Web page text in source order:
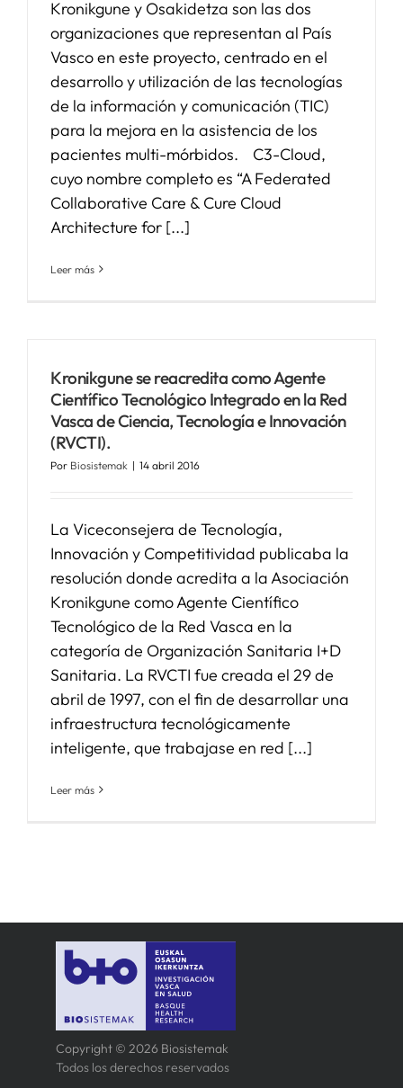
Kronikgune y Osakidetza son las dos
organizaciones que representan al País
Vasco en este proyecto, centrado en el
desarrollo y utilización de las tecnologías
de la información y comunicación (TIC)
para la mejora en la asistencia de los
pacientes multi-mórbidos. C3-Cloud,
cuyo nombre completo es “A Federated
Collaborative Care & Cure Cloud
Architecture for [...]
Leer más
Kronikgune se reacredita como Agente
Científico Tecnológico Integrado en la Red
Vasca de Ciencia, Tecnología e Innovación
(RVCTI).
Por Biosistemak | 14 abril 2016
La Viceconsejera de Tecnología,
Innovación y Competitividad publicaba la
resolución donde acredita a la Asociación
Kronikgune como Agente Científico
Tecnológico de la Red Vasca en la
categoría de Organización Sanitaria I+D
Sanitaria. La RVCTI fue creada el 29 de
abril de 1997, con el fin de desarrollar una
infraestructura tecnológicamente
inteligente, que trabajase en red [...]
Leer más
Copyright © 2026 Biosistemak
Todos los derechos reservados